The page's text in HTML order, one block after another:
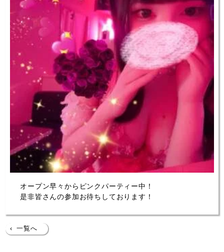
オープン早々からピンクパーティー中！
是非皆さんの参加お待ちしております！
‹ 一覧へ